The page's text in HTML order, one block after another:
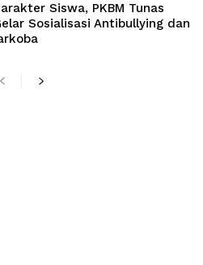
Siswa, PKBM Tunas
Sosialisasi Antibullying dan